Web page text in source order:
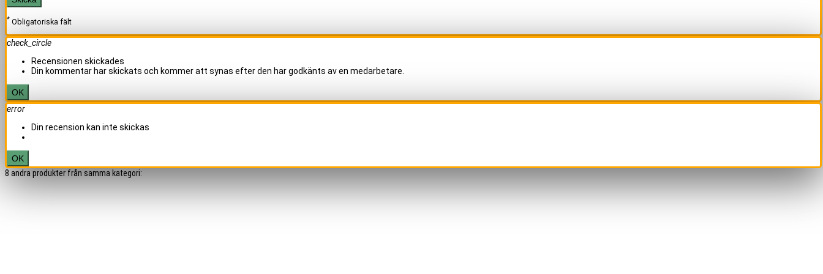
* Obligatoriska fält
check_circle
Recensionen skickades
Din kommentar har skickats och kommer att synas efter den har godkänts av en medarbetare.
OK
error
Din recension kan inte skickas
OK
8 andra produkter från samma kategori: